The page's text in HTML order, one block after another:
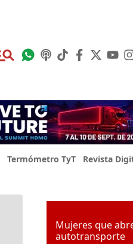
Termómetro TyT Revista
Mujeres que
autotransporte